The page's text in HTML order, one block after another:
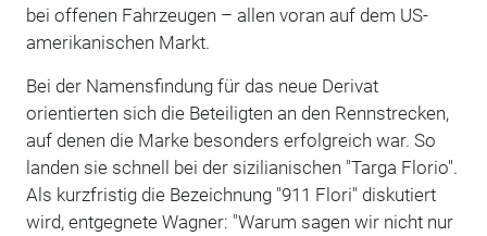
bei offenen Fahrzeugen – allen voran auf dem US-
amerikanischen Markt.
Bei der Namensfindung für das neue Derivat
orientierten sich die Beteiligten an den Rennstrecken,
auf denen die Marke besonders erfolgreich war. So
landen sie schnell bei der sizilianischen "Targa Florio".
Als kurzfristig die Bezeichnung "911 Flori" diskutiert
wird, entgegnete Wagner: "Warum sagen wir nicht nur